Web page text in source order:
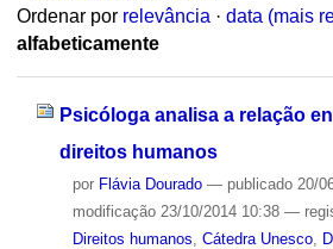
Ordenar por relevância · data (mais
alfabeticamente
Psicóloga analisa a relação
direitos humanos
por Flávia Dourado — publicado20/
modificação23/10/2014 10:38 —
Direitos humanos Cátedra Unesco,